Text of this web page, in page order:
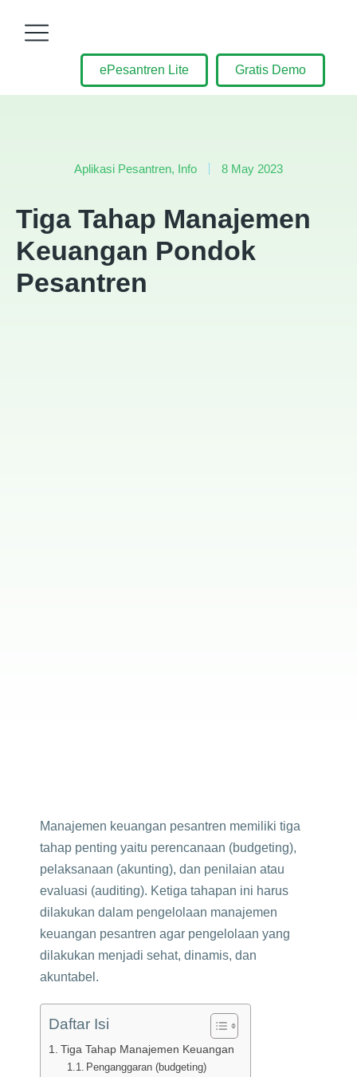
ePesantren Lite Gratis Demo
Aplikasi Pesantren, Info 8 May 2023
Tiga Tahap Manajemen
Keuangan Pondok
Pesantren
Manajemen keuangan pesantren memiliki tiga
tahap penting yaitu perencanaan (budgeting),
pelaksanaan (akunting), dan penilaian atau
evaluasi (auditing). Ketiga tahapan ini harus
dilakukan dalam pengelolaan manajemen
keuangan pesantren agar pengelolaan yang
dilakukan menjadi sehat, dinamis, dan
akuntabel.
Daftar Isi
Tiga Tahap Manajemen Keuangan
Penganggaran (budgeting)